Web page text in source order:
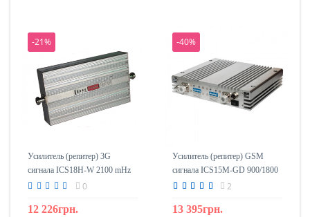
-21%
Усилитель (репитер) 3G
сигнала ICS18H-W 2100 mHz
0
12 226грн.
-40%
Усилитель (репитер) GSM
сигнала ICS15M-GD 900/1800
2
13 395грн.